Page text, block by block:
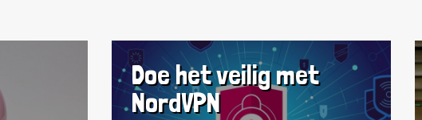
Doe het veilig met
NordVPN